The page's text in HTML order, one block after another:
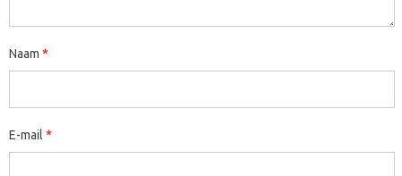
Naam *
E-mail *